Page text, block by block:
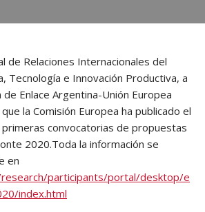
de Relaciones Internacionales del
Tecnología e Innovación Productiva, a
Enlace Argentina-Unión Europea
la Comisión Europea ha publicado el
convocatorias de propuestas
2020.Toda la información se
en
participants/portal/desktop/e
index.html